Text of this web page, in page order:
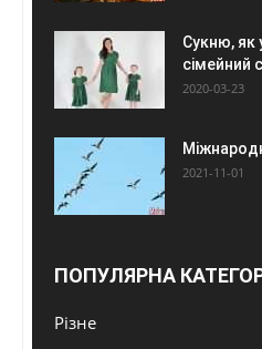
Сукню,
сімейний
2020-03-23
2021-11-01
ПОПУЛЯРНА
Різне